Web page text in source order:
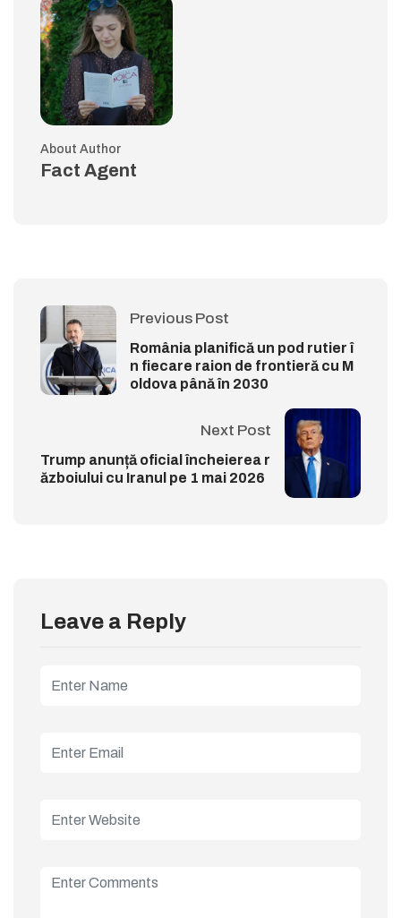
About Author
Fact Agent
Previous Post
România planifică un pod rutier î
n fiecare raion de frontieră cu M
oldova până în 2030
Next Post
Trump anunță oficial încheierea r
ăzboiului cu Iranul pe 1 mai 2026
Leave a Reply